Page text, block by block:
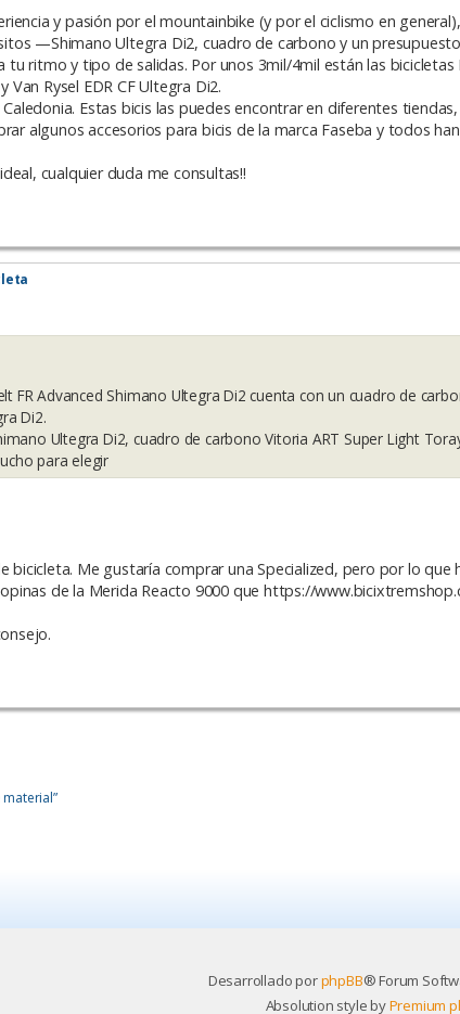
y pasión por el mountainbike (y por el ciclismo en
—Shimano Ultegra Di2, cuadro de carbono y un
ritmo y tipo de salidas. Por unos 3mil/4mil están las bicicletas
Rysel EDR CF Ultegra Di2.
Estas bicis las puedes encontrar en diferentes
algunos accesorios para bicis de la marca Faseba y todos
cualquier duda me consultas!!
FR Advanced Shimano Ultegra Di2 cuenta con un cuadro de
Di2.
Ultegra Di2, cuadro de carbono Vitoria ART Super Light
para elegir
bicicleta. Me gustaría comprar una Specialized, pero por lo
de la Merida Reacto 9000 que https://
Desarrollado porphpBB® Forum
Absolution style byPremium